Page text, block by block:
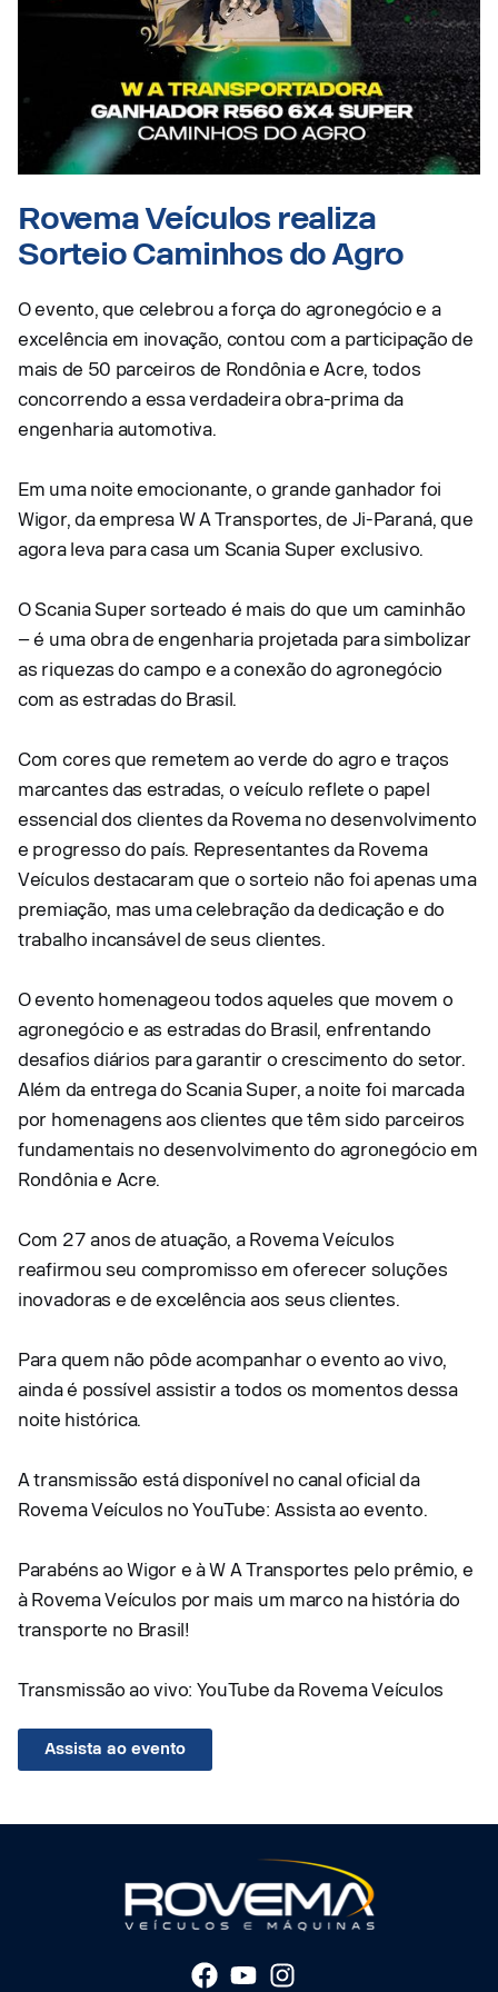
Rovema Veículos realiza
Sorteio Caminhos do Agro
O evento, que celebrou a força do agronegócio e a
excelência em inovação, contou com a participação de
mais de 50 parceiros de Rondônia e Acre, todos
concorrendo a essa verdadeira obra-prima da
engenharia automotiva.
Em uma noite emocionante, o grande ganhador foi
Wigor, da empresa W A Transportes, de Ji-Paraná, que
agora leva para casa um Scania Super exclusivo.
O Scania Super sorteado é mais do que um caminhão
– é uma obra de engenharia projetada para simbolizar
as riquezas do campo e a conexão do agronegócio
com as estradas do Brasil.
Com cores que remetem ao verde do agro e traços
marcantes das estradas, o veículo reflete o papel
essencial dos clientes da Rovema no desenvolvimento
e progresso do país. Representantes da Rovema
Veículos destacaram que o sorteio não foi apenas uma
premiação, mas uma celebração da dedicação e do
trabalho incansável de seus clientes.
O evento homenageou todos aqueles que movem o
agronegócio e as estradas do Brasil, enfrentando
desafios diários para garantir o crescimento do setor.
Além da entrega do Scania Super, a noite foi marcada
por homenagens aos clientes que têm sido parceiros
fundamentais no desenvolvimento do agronegócio em
Rondônia e Acre.
Com 27 anos de atuação, a Rovema Veículos
reafirmou seu compromisso em oferecer soluções
inovadoras e de excelência aos seus clientes.
Para quem não pôde acompanhar o evento ao vivo,
ainda é possível assistir a todos os momentos dessa
noite histórica.
A transmissão está disponível no canal oficial da
Rovema Veículos no YouTube: Assista ao evento.
Parabéns ao Wigor e à W A Transportes pelo prêmio, e
à Rovema Veículos por mais um marco na história do
transporte no Brasil!
Transmissão ao vivo: YouTube da Rovema Veículos
Assista ao evento